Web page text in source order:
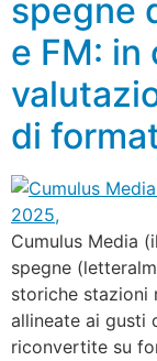
spegne
e FM: in
di
Cumulus Media
spegne
storiche stazioni
allineate ai gusti
riconvertite su